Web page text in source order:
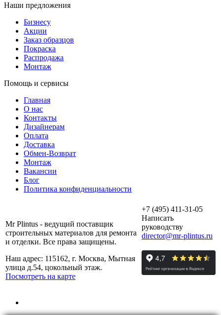
Наши предложения
Бизнесу
Акции
Заказ образцов
Покраска
Распродажа
Монтаж
Помощь и сервисы
Главная
О нас
Контакты
Дизайнерам
Оплата
Доставка
Обмен-Возврат
Монтаж
Вакансии
Блог
Политика конфиденциальности
Mr Plintus - ведущий поставщик
строительных материалов для ремонта
и отделки. Все права защищены.
Наш адрес: 115162, г. Москва, Мытная
улица д.54, цокольный этаж.
Посмотреть на карте
+7 (495) 411-31-05
Написать
руководству
director@mr-plintus.ru